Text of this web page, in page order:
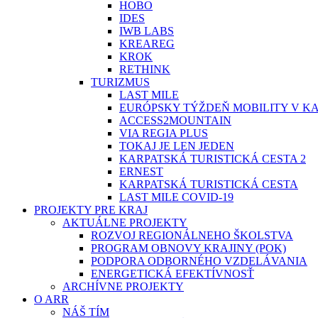
HOBO
IDES
IWB LABS
KREAREG
KROK
RETHINK
TURIZMUS
LAST MILE
EURÓPSKY TÝŽDEŇ MOBILITY V
ACCESS2MOUNTAIN
VIA REGIA PLUS
TOKAJ JE LEN JEDEN
KARPATSKÁ TURISTICKÁ CESTA 2
ERNEST
KARPATSKÁ TURISTICKÁ CESTA
LAST MILE COVID-19
PROJEKTY PRE KRAJ
AKTUÁLNE PROJEKTY
ROZVOJ REGIONÁLNEHO ŠKOLSTVA
PROGRAM OBNOVY KRAJINY (POK)
PODPORA ODBORNÉHO VZDELÁVANIA
ENERGETICKÁ EFEKTÍVNOSŤ
ARCHÍVNE PROJEKTY
O ARR
NÁŠ TÍM